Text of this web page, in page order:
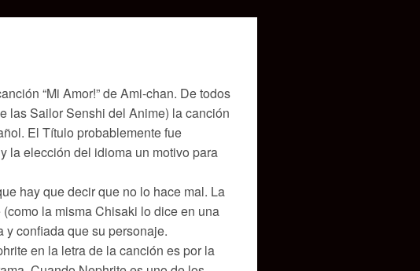
“Mi Amor!” de Ami-chan. De todos
las Sailor Senshi del Anime) la canción
El Título probablemente fue
la elección del idioma un motivo para
hay que decir que no lo hace mal. La
la misma Chisaki lo dice en una
y confiada que su personaje.
en la letra de la canción es por la